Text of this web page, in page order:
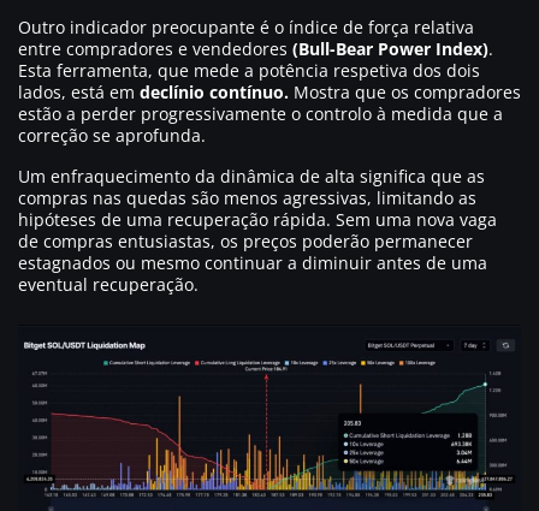
Outro indicador preocupante é o índice de força relativa
entre compradores e vendedores (Bull-Bear Power Index).
Esta ferramenta, que mede a potência respetiva dos dois
lados, está em declínio contínuo. Mostra que os compradores
estão a perder progressivamente o controlo à medida que a
correção se aprofunda.
Um enfraquecimento da dinâmica de alta significa que as
compras nas quedas são menos agressivas, limitando as
hipóteses de uma recuperação rápida. Sem uma nova vaga
de compras entusiastas, os preços poderão permanecer
estagnados ou mesmo continuar a diminuir antes de uma
eventual recuperação.